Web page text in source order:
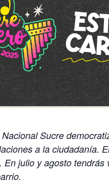
Sucre
a la ciudadanía.
julio y agosto tendrás